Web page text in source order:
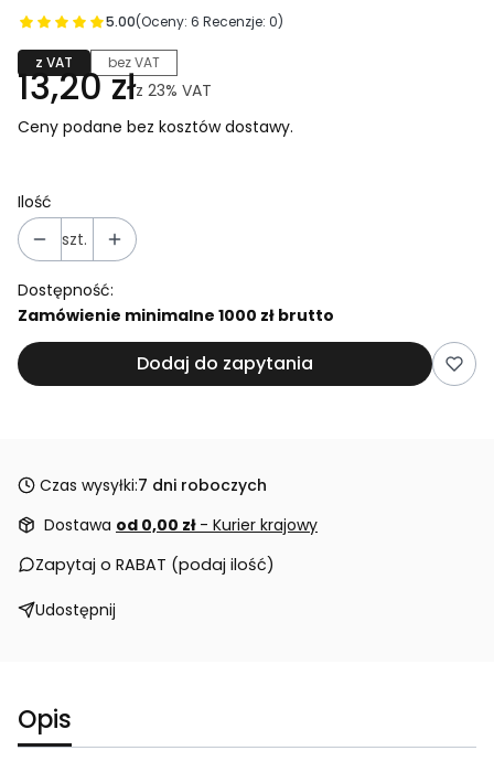
5.00(Oceny: 6 Recenzje: 0)
z VAT bez VAT
13,20 złz 23% VAT
Ceny podane bez kosztów dostawy.
Ilość
szt.
Dostępność:
Zamówienie minimalne 1000 zł brutto
Dodaj do zapytania
Czas wysyłki:7 dni roboczych
Dostawa od 0,00 zł - Kurier krajowy
Zapytaj o RABAT (podaj ilość)
Udostępnij
Opis